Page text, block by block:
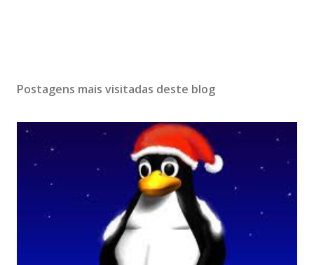
Postagens mais visitadas deste blog